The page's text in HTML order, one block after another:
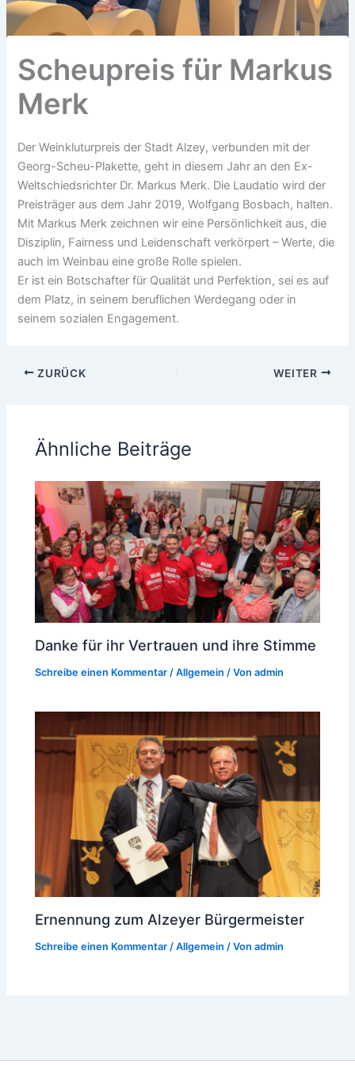
Scheupreis für Markus
Merk
Der Weinkluturpreis der Stadt Alzey, verbunden mit der
Georg-Scheu-Plakette, geht in diesem Jahr an den Ex-
Weltschiedsrichter Dr. Markus Merk. Die Laudatio wird der
Preisträger aus dem Jahr 2019, Wolfgang Bosbach, halten.
Mit Markus Merk zeichnen wir eine Persönlichkeit aus, die
Disziplin, Fairness und Leidenschaft verkörpert – Werte, die
auch im Weinbau eine große Rolle spielen.
Er ist ein Botschafter für Qualität und Perfektion, sei es auf
dem Platz, in seinem beruflichen Werdegang oder in
seinem sozialen Engagement.
ZURÜCK WEITER
Ähnliche Beiträge
Danke für ihr Vertrauen und ihre Stimme
Schreibe einen Kommentar /Allgemein / Vonadmin
Ernennung zum Alzeyer Bürgermeister
Schreibe einen Kommentar /Allgemein / Vonadmin